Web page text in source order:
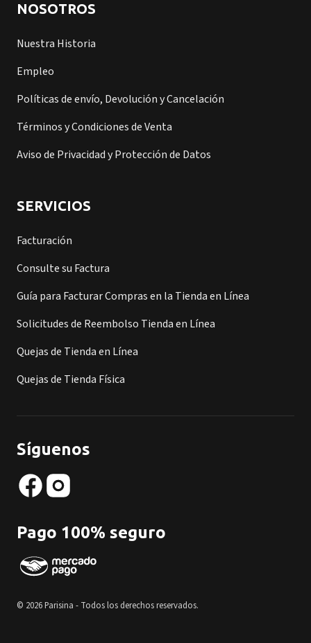
NOSOTROS
Nuestra Historia
Empleo
Políticas de envío, Devolución y Cancelación
Términos y Condiciones de Venta
Aviso de Privacidad y Protección de Datos
SERVICIOS
Facturación
Consulte su Factura
Guía para Facturar Compras en la Tienda en Línea
Solicitudes de Reembolso Tienda en Línea
Quejas de Tienda en Línea
Quejas de Tienda Física
Síguenos
Pago 100% seguro
© 2026 Parisina - Todos los derechos reservados.